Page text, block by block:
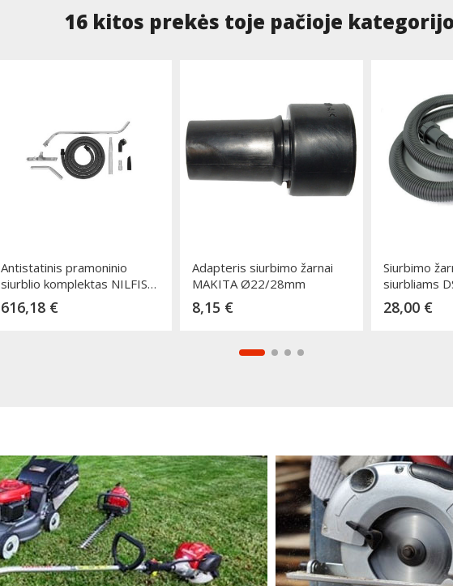
16 kitos prekės toje pačioje
Antistatinis pramoninio
siurblio komplektas NILFISK
D40
616,18 €Dėti į krepšelį
Adapteris siurbimo žarnai
MAKITA Ø22/28mm
8,15 €
Siurbimo
siurbliams
28,00 €